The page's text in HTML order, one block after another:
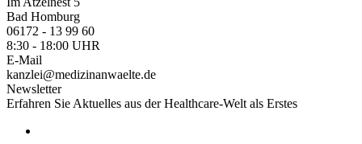
Bad Homburg
06172 - 13 99 60
8:30 - 18:00 UHR
E-Mail
kanzlei@medizinanwaelte.de
Newsletter
Erfahren Sie Aktuelles aus der Healthcare-Welt als Erstes